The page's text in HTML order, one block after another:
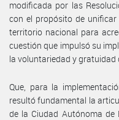
modificada por las
con el propósito de
territorio nacional para
cuestión que impulsó su
la voluntariedad y gratuidad
Que, para la
resultó fundamental la
de la Ciudad Autónoma de